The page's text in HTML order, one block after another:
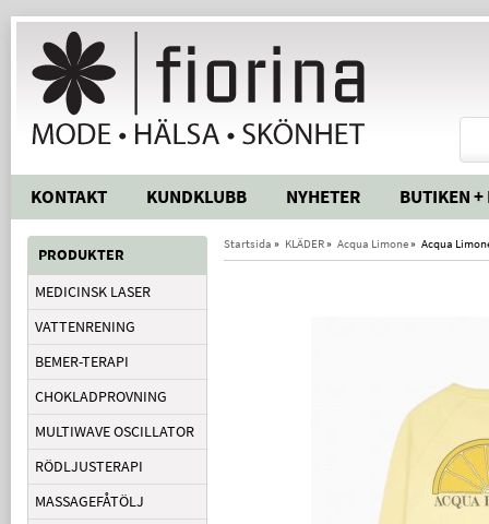
KONTAKT KUNDKLUBB NYHETER BUTIKEN +
PRODUKTER
MEDICINSK LASER
VATTENRENING
BEMER-TERAPI
CHOKLADPROVNING
MULTIWAVE OSCILLATOR
RÖDLJUSTERAPI
MASSAGEFÅTÖLJ
Startsida » KLÄDER» Acqua Limone» Acqua